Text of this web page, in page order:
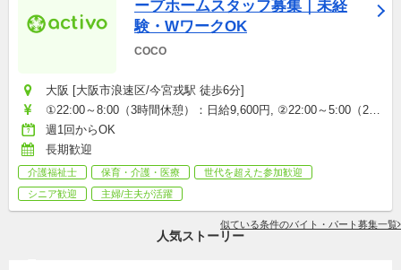
ープホームスタッフ募集｜未経
験・WワークOK
COCO
大阪 [大阪市浪速区/今宮戎駅 徒歩6分]
①22:00～8:00（3時間休憩）：日給9,600円, ②22:00～5:00（2時
間休憩）：日給7,500円
週1回からOK
長期歓迎
介護福祉士 保育・介護・医療
世代を超えた参加歓迎
シニア歓迎
主婦/主夫が活躍
似ている条件のバイト・パート募集一覧
人気ストーリー